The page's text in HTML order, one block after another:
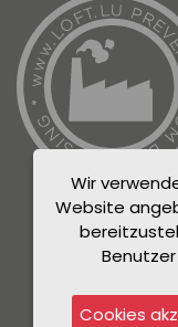
Wir
Website
Cookies